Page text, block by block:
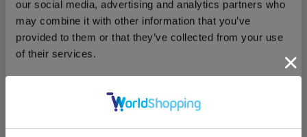
our social media, advertising and analytics partners who
may combine it with other information that you’ve
provided to them or that they’ve collected from your use
of their services.
【PS5】鬼武者 Way of the Sword Art & Music Collection
通常版
16,690円(税込)